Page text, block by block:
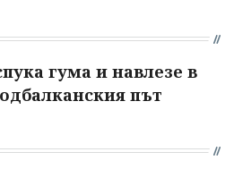
гума и навлезе в
път